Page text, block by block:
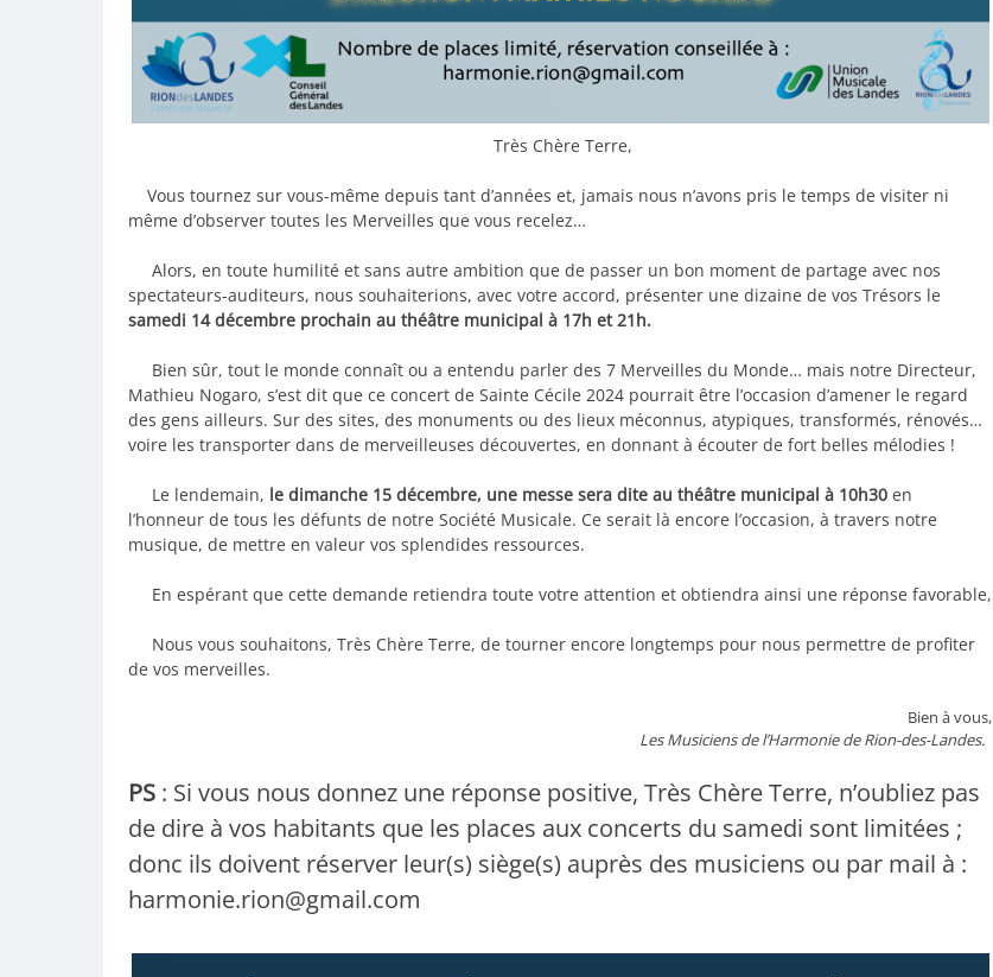
Très Chère Terre,
Vous tournez sur vous-même depuis tant d’années et, jamais nous n’avons pris le temps de visiter ni
même d’observer toutes les Merveilles que vous recelez…
Alors, en toute humilité et sans autre ambition que de passer un bon moment de partage avec nos
spectateurs-auditeurs, nous souhaiterions, avec votre accord, présenter une dizaine de vos Trésors le
samedi 14 décembre prochain au théâtre municipal à 17h et 21h.
Bien sûr, tout le monde connaît ou a entendu parler des 7 Merveilles du Monde… mais notre Directeur,
Mathieu Nogaro, s’est dit que ce concert de Sainte Cécile 2024 pourrait être l’occasion d’amener le regard
des gens ailleurs. Sur des sites, des monuments ou des lieux méconnus, atypiques, transformés, rénovés…
voire les transporter dans de merveilleuses découvertes, en donnant à écouter de fort belles mélodies !
Le lendemain, le dimanche 15 décembre, une messe sera dite au théâtre municipal à 10h30 en
l’honneur de tous les défunts de notre Société Musicale. Ce serait là encore l’occasion, à travers notre
musique, de mettre en valeur vos splendides ressources.
En espérant que cette demande retiendra toute votre attention et obtiendra ainsi une réponse favorable,
Nous vous souhaitons, Très Chère Terre, de tourner encore longtemps pour nous permettre de profiter
de vos merveilles.
Bien à vous,
Les Musiciens de l’Harmonie de Rion-des-Landes.
PS : Si vous nous donnez une réponse positive, Très Chère Terre, n’oubliez pas
de dire à vos habitants que les places aux concerts du samedi sont limitées ;
donc ils doivent réserver leur(s) siège(s) auprès des musiciens ou par mail à :
harmonie.rion@gmail.com